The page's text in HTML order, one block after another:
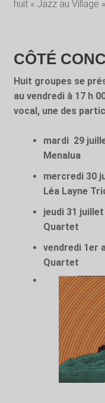
huit « Jazz au Village
.
CÔTÉ
Huit groupes se
au vendredi à 17 h
vocal, une des
mardi 29
Menalua
mercredi 30
Léa Layne
jeudi 31
Quartet
vendredi 1er
Quartet